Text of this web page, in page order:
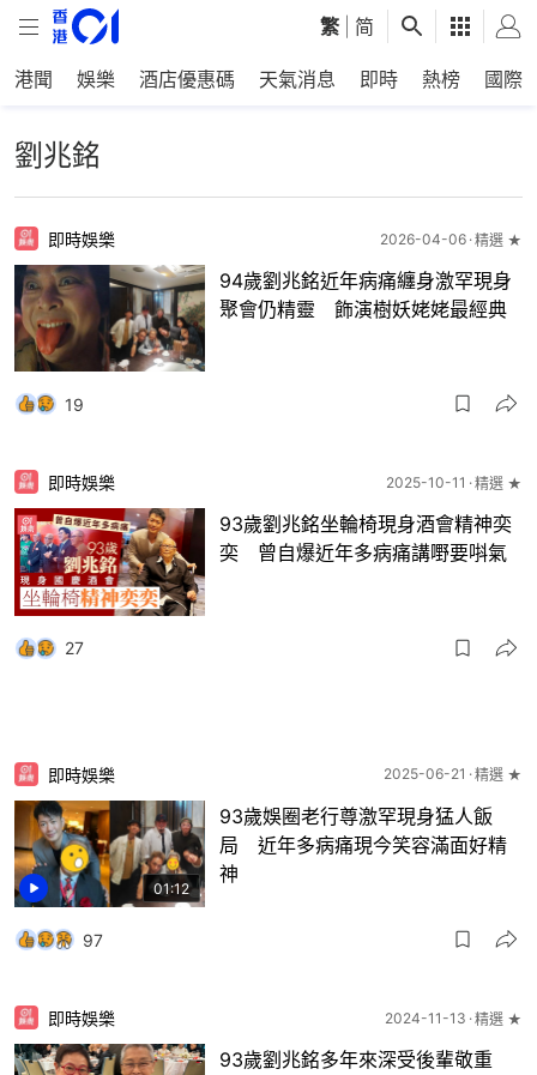
繁 简
港聞 娛樂 酒店優惠碼 天氣消息 即時 熱榜 國際
劉兆銘
即時娛樂 2026-04-06 精選 ★
94歲劉兆銘近年病痛纏身激罕現身
聚會仍精靈 飾演樹妖姥姥最經典
19
即時娛樂 2025-10-11 精選 ★
93歲劉兆銘坐輪椅現身酒會精神奕
奕 曾自爆近年多病痛講嘢要唞氣
27
01:12
即時娛樂 2025-06-21 精選 ★
93歲娛圈老行尊激罕現身猛人飯
局 近年多病痛現今笑容滿面好精
神
97
即時娛樂 2024-11-13 精選 ★
93歲劉兆銘多年來深受後輩敬重